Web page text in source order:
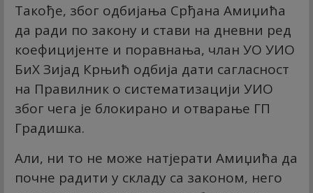
Такође, због одбијања Срђана Амиџића
да ради по закону и стави на дневни ред
коефицијенте и поравнања, члан УО УИО
БиХ Зијад Крњић одбија дати сагласност
на Правилник о систематизацији УИО
због чега је блокирано и отварање ГП
Градишка.
Али, ни то не може натјерати Амиџића да
почне радити у складу са законом, него